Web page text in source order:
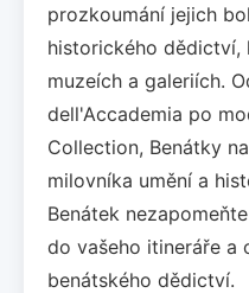
prozkoumání jejich
historického dědictví,
muzeích a galeriích.
dell'Accademia po
Collection, Benátky
milovníka umění a
Benátek
do vašeho itineráře a
benátského dědictví.